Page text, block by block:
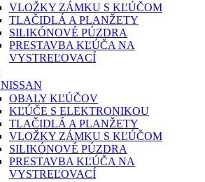
VLOŽKY ZÁMKU S KĽÚČOM
TLAČIDLÁ A PLANŽETY
SILIKÓNOVÉ PÚZDRA
PRESTAVBA KĽÚČA NA
VYSTREĽOVACÍ
NISSAN
OBALY KĽÚČOV
KĽÚČE S ELEKTRONIKOU
TLAČIDLÁ A PLANŽETY
VLOŽKY ZÁMKU S KĽÚČOM
SILIKÓNOVÉ PÚZDRA
PRESTAVBA KĽÚČA NA
VYSTREĽOVACÍ